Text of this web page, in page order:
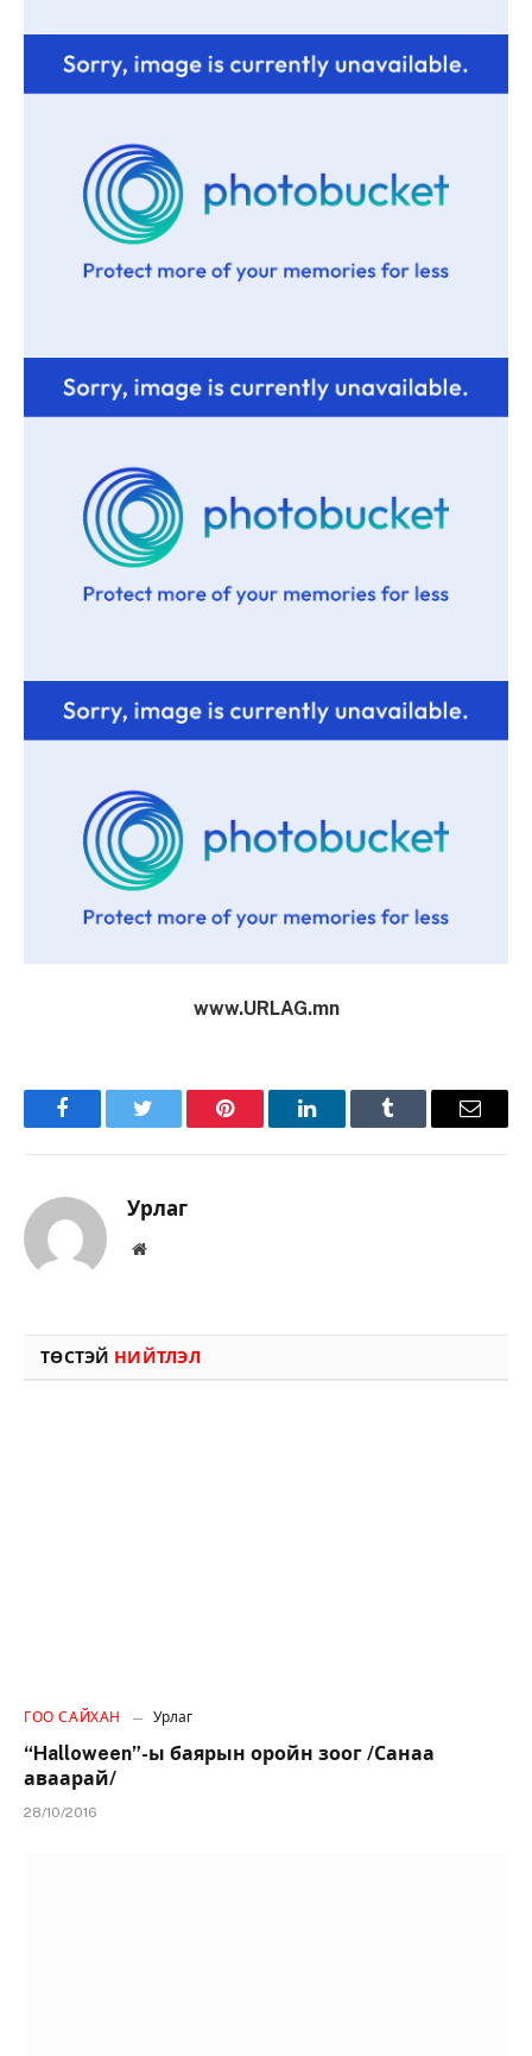
www.URLAG.mn
FacebookTwitter Pinterest LinkedInTumblr Имэйл
Урлаг
Вэбсайт
ТӨСТЭЙ НИЙТЛЭЛ
ГОО САЙХАН Урлаг
“Halloween”-ы баярын оройн зоог /Санаа
аваарай/
28/10/2016